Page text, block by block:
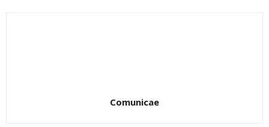
Comunicae